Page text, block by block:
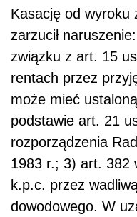
Kasację od wyroku
zarzucił
związku z art. 15
rentach przez
może mieć
podstawie art. 21
rozporządzenia
1983 r.; 3) art. 382
k.p.c. przez
dowodowego. W